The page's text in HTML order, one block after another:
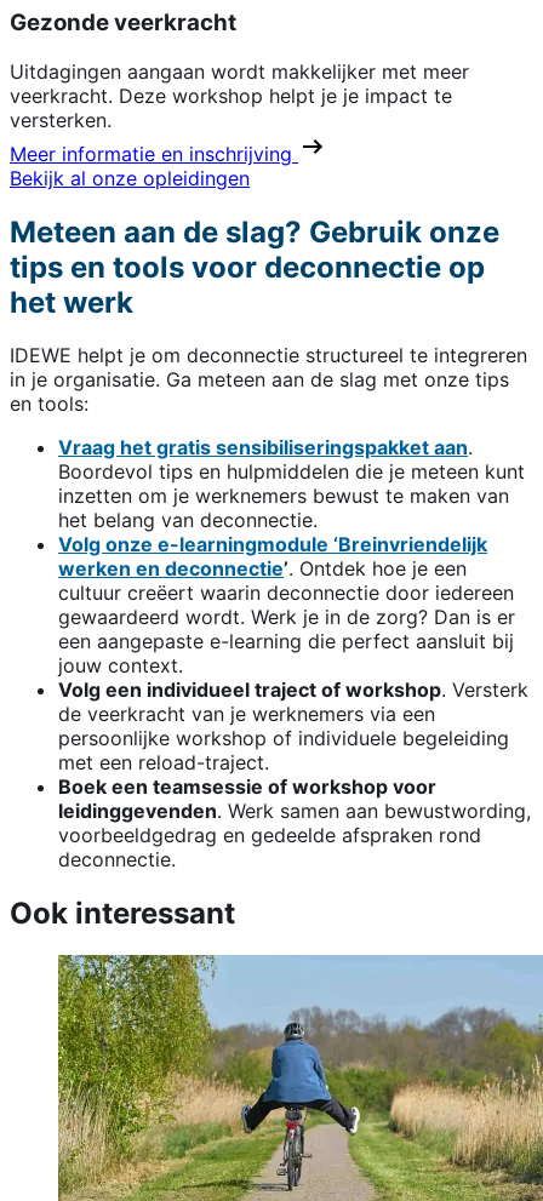
Gezonde veerkracht
Uitdagingen aangaan wordt makkelijker met meer
veerkracht. Deze workshop helpt je je impact te
versterken.
Meer informatie en inschrijving
Bekijk al onze opleidingen
Meteen aan de slag? Gebruik onze
tips en tools voor deconnectie op
het werk
IDEWE helpt je om deconnectie structureel te integreren
in je organisatie. Ga meteen aan de slag met onze tips
en tools:
Vraag het gratis sensibiliseringspakket aan.
Boordevol tips en hulpmiddelen die je meteen kunt
inzetten om je werknemers bewust te maken van
het belang van deconnectie.
Volg onze e-learningmodule ‘Breinvriendelijk
werken en deconnectie’. Ontdek hoe je een
cultuur creëert waarin deconnectie door iedereen
gewaardeerd wordt. Werk je in de zorg? Dan is er
een aangepaste e-learning die perfect aansluit bij
jouw context.
Volg een individueel traject of workshop. Versterk
de veerkracht van je werknemers via een
persoonlijke workshop of individuele begeleiding
met een reload-traject.
Boek een teamsessie of workshop voor
leidinggevenden. Werk samen aan bewustwording,
voorbeeldgedrag en gedeelde afspraken rond
deconnectie.
Ook interessant